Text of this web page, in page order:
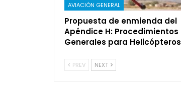
AVIACIÓN GENERAL
Propuesta de enmienda del
Apéndice H: Procedimientos
Generales para Helicópteros
PREV NEXT